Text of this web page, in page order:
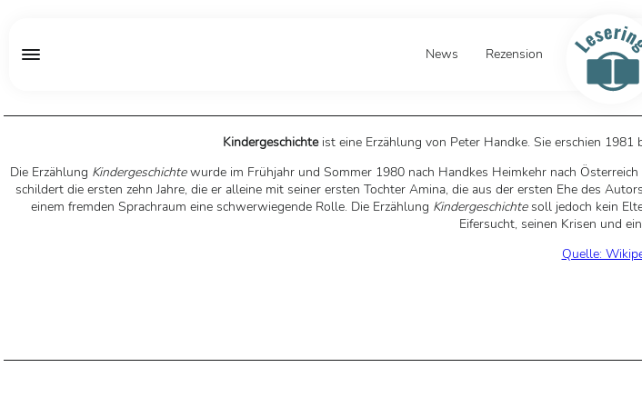
News Rezension
Kindergeschichteist eine Erzählung von Peter Handke. Sie erschien
Die Erzählung Kindergeschichtewurde im Frühjahr und Sommer 1980 nach Handkes Heimkehr nach
schildert die ersten zehn Jahre, die er alleine mit seiner ersten Tochter Amina, die aus der ersten Ehe des
einem fremden Sprachraum eine schwerwiegende Rolle. Die Erzählung Kindergeschichtesoll jedoch kein
Eifersucht, seinen Krisen und
Quelle: